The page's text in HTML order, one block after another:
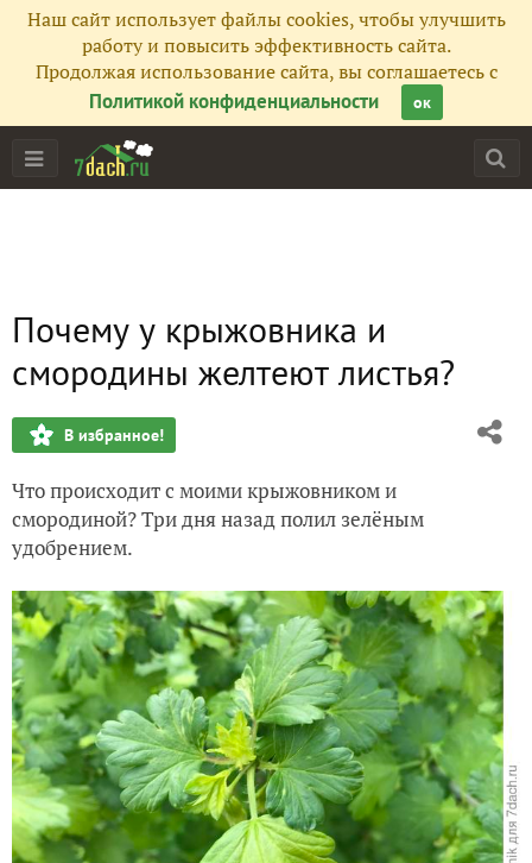
Наш сайт использует файлы cookies, чтобы улучшить
работу и повысить эффективность сайта.
Продолжая использование сайта, вы соглашаетесь с
Политикой конфиденциальности
ок
Почему у крыжовника и
смородины желтеют листья?
В избранное!
Что происходит с моими крыжовником и
смородиной? Три дня назад полил зелёным
удобрением.